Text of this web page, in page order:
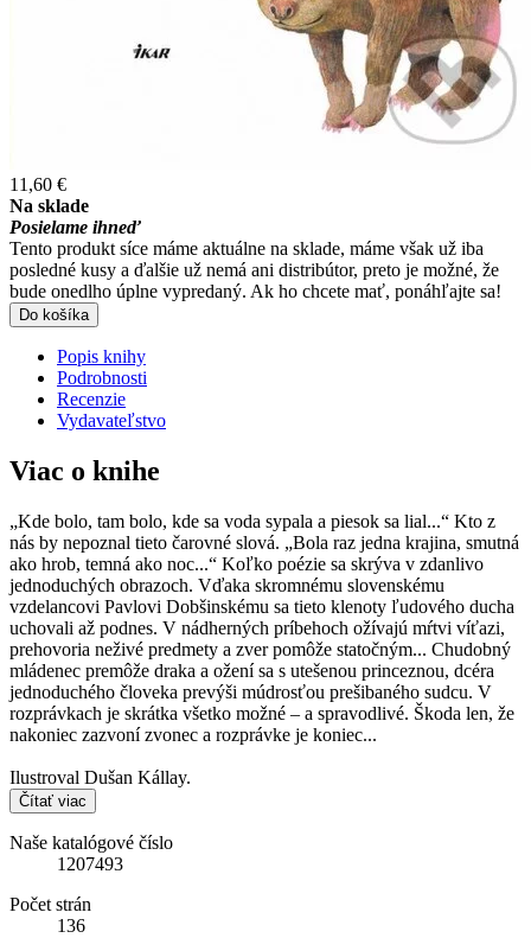
11,60 €
Na sklade
Posielame ihneď
Tento produkt síce máme aktuálne na sklade, máme však už iba
posledné kusy a ďalšie už nemá ani distribútor, preto je možné, že
bude onedlho úplne vypredaný. Ak ho chcete mať, ponáhľajte sa!
Do košíka
Popis knihy
Podrobnosti
Recenzie
Vydavateľstvo
Viac o knihe
„Kde bolo, tam bolo, kde sa voda sypala a piesok sa lial...“ Kto z
nás by nepoznal tieto čarovné slová. „Bola raz jedna krajina, smutná
ako hrob, temná ako noc...“ Koľko poézie sa skrýva v zdanlivo
jednoduchých obrazoch. Vďaka skromnému slovenskému
vzdelancovi Pavlovi Dobšinskému sa tieto klenoty ľudového ducha
uchovali až podnes. V nádherných príbehoch ožívajú mŕtvi víťazi,
prehovoria neživé predmety a zver pomôže statočným... Chudobný
mládenec premôže draka a ožení sa s utešenou princeznou, dcéra
jednoduchého človeka prevýši múdrosťou prešibaného sudcu. V
rozprávkach je skrátka všetko možné – a spravodlivé. Škoda len, že
nakoniec zazvoní zvonec a rozprávke je koniec...
Ilustroval Dušan Kállay.
Čítať viac
Naše katalógové číslo
1207493
Počet strán
136